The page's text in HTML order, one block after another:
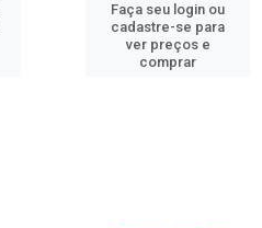
Faça seu login ou
cadastre-se para
ver preços e
comprar